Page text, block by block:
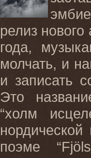
релиз
года,
молчать, и
и записать
Это
“холм
поэме “Fjö